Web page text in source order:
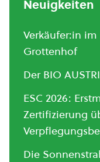
Neuigkeiten
Verkäufer:in
Grottenhof
Der BIO
ESC 2026:
Zertifizierung
Die